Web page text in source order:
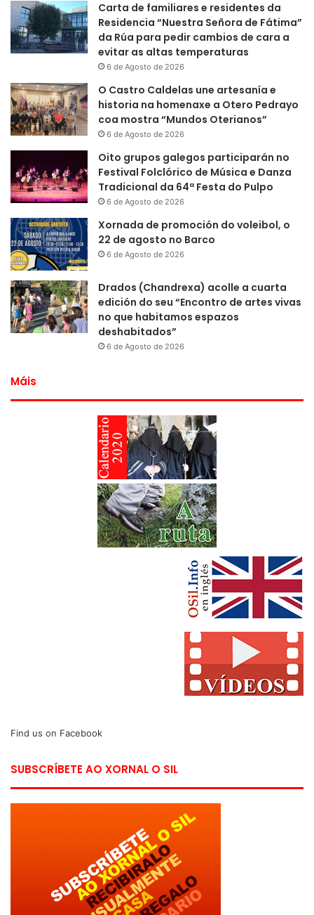
Carta de familiares e residentes da
Residencia “Nuestra Señora de Fátima”
da Rúa para pedir cambios de cara a
evitar as altas temperaturas
6 de Agosto de 2026
O Castro Caldelas une artesanía e
historia na homenaxe a Otero Pedrayo
coa mostra “Mundos Oterianos”
6 de Agosto de 2026
Oito grupos galegos participarán no
Festival Folclórico de Música e Danza
Tradicional da 64ª Festa do Pulpo
6 de Agosto de 2026
Xornada de promoción do voleibol, o
22 de agosto no Barco
6 de Agosto de 2026
Drados (Chandrexa) acolle a cuarta
edición do seu “Encontro de artes vivas
no que habitamos espazos
deshabitados”
6 de Agosto de 2026
Máis
Find us on Facebook
SUBSCRÍBETE AO XORNAL O SIL